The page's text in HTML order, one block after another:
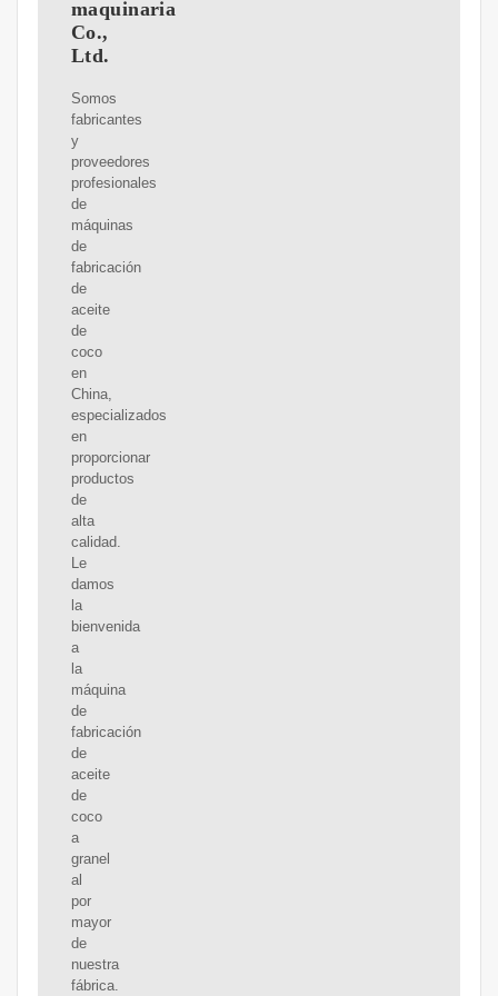
maquinaria
Co.,
Ltd.
Somos
fabricantes
y
proveedores
profesionales
de
máquinas
de
fabricación
de
aceite
de
coco
en
China,
especializados
en
proporcionar
productos
de
alta
calidad.
Le
damos
la
bienvenida
a
la
máquina
de
fabricación
de
aceite
de
coco
a
granel
al
por
mayor
de
nuestra
fábrica.